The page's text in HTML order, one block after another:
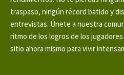
traspaso, ningún récord batido y
entrevistas. Únete a nuestra
ritmo de los logros de los
sitio ahora mismo para vivir